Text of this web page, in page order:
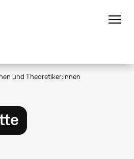
und Theoretiker:innen